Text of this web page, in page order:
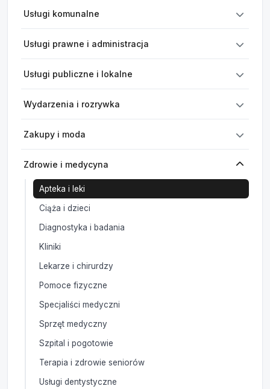
Usługi komunalne
Usługi prawne i administracja
Usługi publiczne i lokalne
Wydarzenia i rozrywka
Zakupy i moda
Zdrowie i medycyna
Apteka i leki
Ciąża i dzieci
Diagnostyka i badania
Kliniki
Lekarze i chirurdzy
Pomoce fizyczne
Specjaliści medyczni
Sprzęt medyczny
Szpital i pogotowie
Terapia i zdrowie seniorów
Usługi dentystyczne